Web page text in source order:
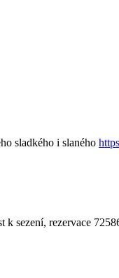
sladkého i slaného
sezení, rezervace